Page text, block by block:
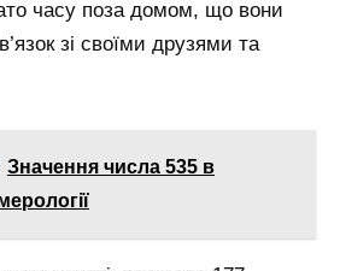
часу поза домом, що вони
зі своїми друзями та
Значення числа 535 в